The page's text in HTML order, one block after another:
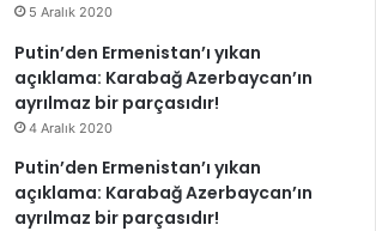
5 Aralık 2020
Putin’den Ermenistan’ı yıkan
açıklama: Karabağ Azerbaycan’ın
ayrılmaz bir parçasıdır!
4 Aralık 2020
Putin’den Ermenistan’ı yıkan
açıklama: Karabağ Azerbaycan’ın
ayrılmaz bir parçasıdır!